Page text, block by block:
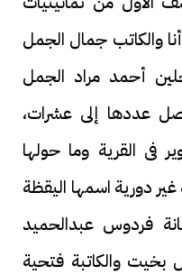
والكاتب جمال الجمل
أحمد مراد الجمل
عددها إلى عشرات،
فى القرية وما حولها
دورية اسمها اليقظة
فردوس عبدالحميد
بخيت والكاتبة فتحية